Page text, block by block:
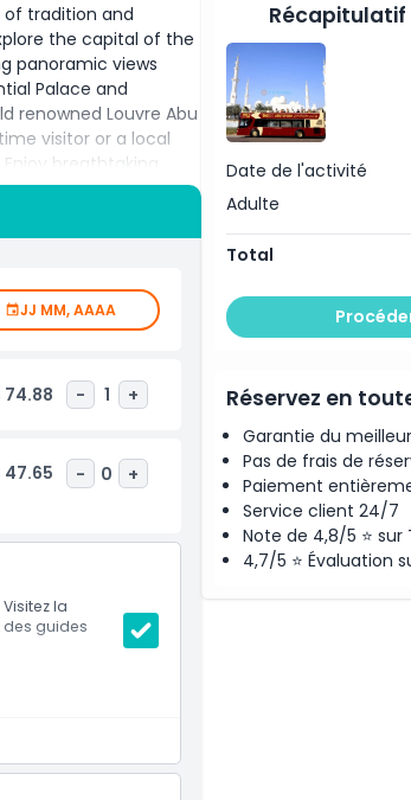
of tradition and
the capital of the
panoramic views
Palace and
renowned Louvre Abu
visitor or a local
breathtaking
deck. It’s a great way
ensure your safety,
required on board,
in comfort and style.
JJ MM, AAAA
74.88 - 1 +
47.65 - 0 +
la
des guides
Date de l'activité
Adulte
Total
Réservez en
Garantie du
Pas de frais de
Paiement
Service client 24/7
Note de 4,8/5 ⭐ sur
4,7/5 ⭐ Évaluation